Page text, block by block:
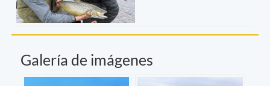
Galería de imágenes